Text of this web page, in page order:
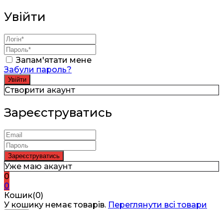
Увійти
Запам'ятати мене
Забули пароль?
Створити акаунт
Зареєструватись
Уже маю акаунт
0
0
Кошик(0)
У кошику немає товарів. Переглянути всі товари